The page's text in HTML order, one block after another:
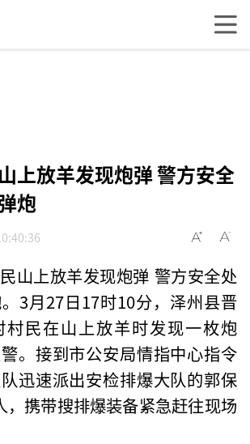
上放羊发现炮弹 警方安全
炮
山上放羊发现炮弹 警方安全处
3月27日17时10分，泽州县晋
村民在山上放羊时发现一枚炮
。接到市公安局情指中心指令
迅速派出安检排爆大队的郭保
，携带搜排爆装备紧急赶往现场